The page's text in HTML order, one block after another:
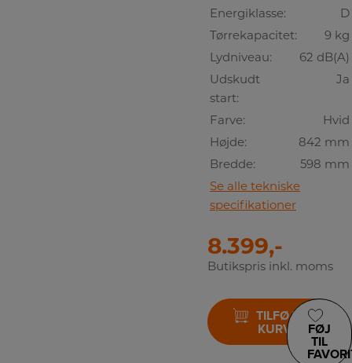
Energiklasse:
D
Tørrekapacitet:
9 kg
Lydniveau:
62 dB(A)
Udskudt
start:
Ja
Farve:
Hvid
Højde:
842 mm
Bredde:
598 mm
Se alle tekniske
specifikationer
8.399,-
Butikspris inkl. moms
TILFØJ TIL
KURV
FØJ
TIL